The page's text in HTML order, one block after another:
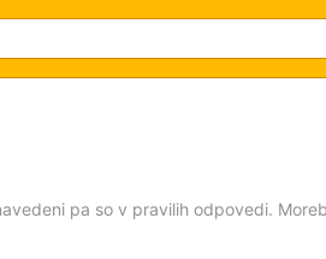
pa so v pravilih odpovedi.